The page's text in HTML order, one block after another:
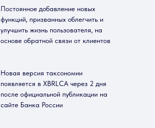
Постоянное добавление новых
функций, призванных облегчить и
улучшить жизнь пользователя, на
основе обратной связи от клиентов
Новая версия таксономии
появляется в XBRLCA через 2 дня
после официальной публикации на
сайте Банка России